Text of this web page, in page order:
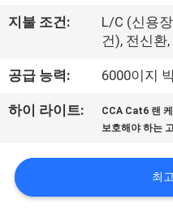
여
공
장
행
지불 조건:
L/C (신용
건), 전신환
공급 능력: 6000이지
하이 라이트: CCA Cat6 랜
보호해야 하는
최